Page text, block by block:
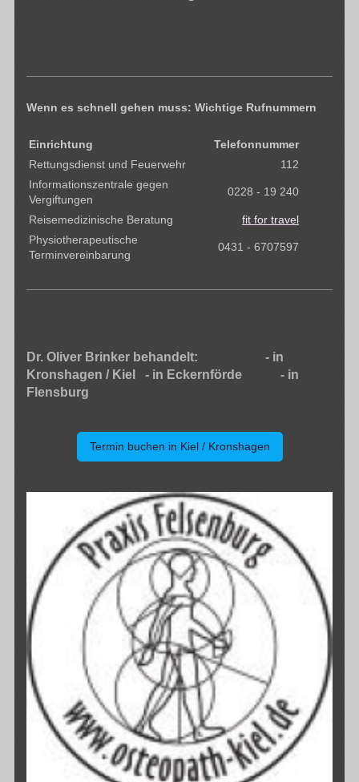
Wenn es schnell gehen muss: Wichtige Rufnummern
Einrichtung
Telefonnummer
Rettungsdienst und Feuerwehr
112
Informationszentrale gegen
Vergiftungen
0228 - 19 240
Reisemedizinische Beratung
fit for travel
Physiotherapeutische
Terminvereinbarung
0431 - 6707597
Dr. Oliver Brinker behandelt: - in
Kronshagen / Kiel - in Eckernförde - in
Flensburg
Termin buchen in Kiel / Kronshagen